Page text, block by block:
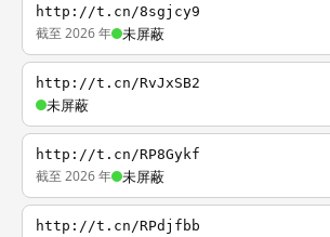
http://t.cn/8sgjcy9
截至 2026 年 未屏蔽
http://t.cn/RvJxSB2
未屏蔽
http://t.cn/RP8Gykf
截至 2026 年 未屏蔽
http://t.cn/RPdjfbb